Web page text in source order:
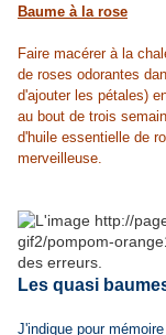
Baume à la rose
Faire macérer à la
de roses odorantes
d'ajouter les pétales)
au bout de trois
d'huile essentielle de
merveilleuse.
Les quasi
J'indique pour